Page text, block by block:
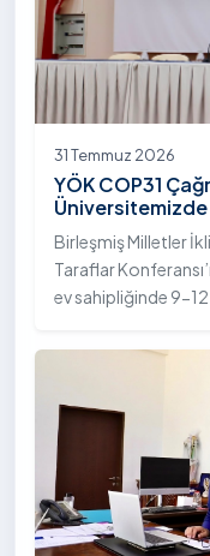
31 Temmuz 2026
YÖK COP31
Toplantısı
Birleşmiş Milletler
Taraflar
ev sahipliğinde 9-12
Yükseköğretim
katkı ve proje
bulundu. Ardahan
tarihinde bu
düzenlendi.